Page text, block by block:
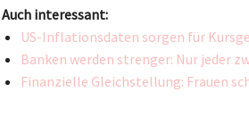
Auch interessant:
US-Inflationsdaten sorgen für
Banken werden strenger: Nur jeder
Finanzielle Gleichstellung: Frauen